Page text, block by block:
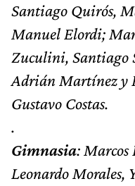
Santiago Quirós,
Manuel Elordi;
Zuculini, Santiago
Adrián Martínez y
Gustavo Costas.
.
Gimnasia: Marcos
Leonardo Morales,